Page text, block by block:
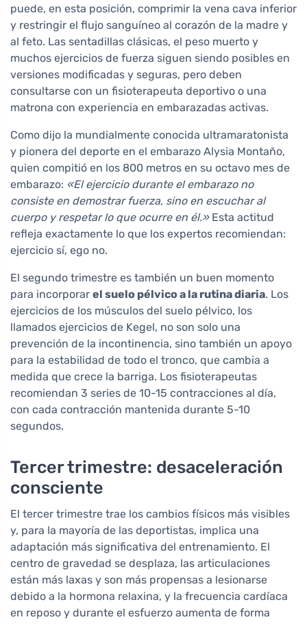
puede, en esta posición, comprimir la vena cava inferior
y restringir el flujo sanguíneo al corazón de la madre y
al feto. Las sentadillas clásicas, el peso muerto y
muchos ejercicios de fuerza siguen siendo posibles en
versiones modificadas y seguras, pero deben
consultarse con un fisioterapeuta deportivo o una
matrona con experiencia en embarazadas activas.
Como dijo la mundialmente conocida ultramaratonista
y pionera del deporte en el embarazo Alysia Montaño,
quien compitió en los 800 metros en su octavo mes de
embarazo: «El ejercicio durante el embarazo no
consiste en demostrar fuerza, sino en escuchar al
cuerpo y respetar lo que ocurre en él.»Esta actitud
refleja exactamente lo que los expertos recomiendan:
ejercicio sí, ego no.
El segundo trimestre es también un buen momento
para incorporar el suelo pélvico a la rutina diaria. Los
ejercicios de los músculos del suelo pélvico, los
llamados ejercicios de Kegel, no son solo una
prevención de la incontinencia, sino también un apoyo
para la estabilidad de todo el tronco, que cambia a
medida que crece la barriga. Los fisioterapeutas
recomiendan 3 series de 10-15 contracciones al día,
con cada contracción mantenida durante 5-10
segundos.
Tercer trimestre: desaceleración
consciente
El tercer trimestre trae los cambios físicos más visibles
y, para la mayoría de las deportistas, implica una
adaptación más significativa del entrenamiento. El
centro de gravedad se desplaza, las articulaciones
están más laxas y son más propensas a lesionarse
debido a la hormona relaxina, y la frecuencia cardíaca
en reposo y durante el esfuerzo aumenta de forma